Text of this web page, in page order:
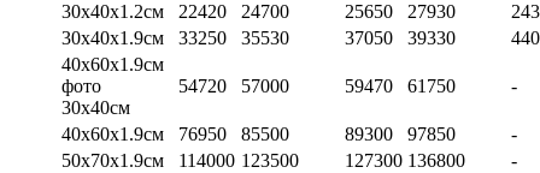
30х40х1.2см
22420 24700 25650 27930
30х40х1.9см
33250 35530 37050 39330
40х60х1.9см
фото
30х40см
54720 57000 59470 61750 -
40х60х1.9см 76950 85500 89300 97850
-
50х70х1.9см
114000 123500 127300 136800
-